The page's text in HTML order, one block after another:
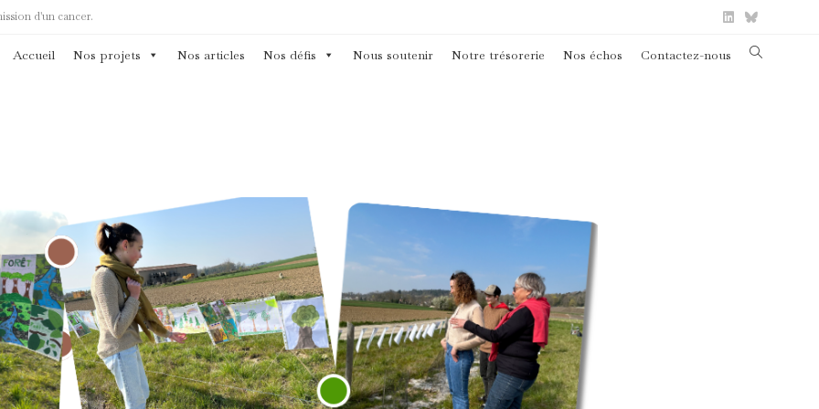
d'un cancer.
Accueil Nos projets Nos articles Nos défis Nous soutenir Notre trésorerie Nos échos Contactez-nous Toggle